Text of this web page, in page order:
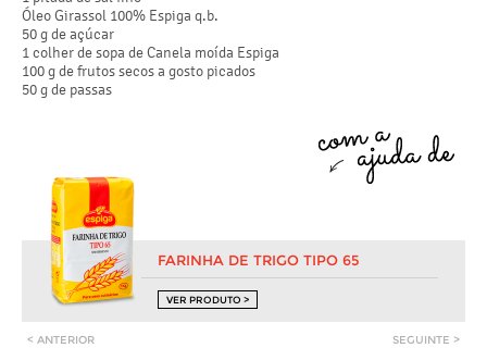
Óleo Girassol 100% Espiga q.b.
50 g de açúcar
1 colher de sopa de Canela moída Espiga
100 g de frutos secos a gosto picados
50 g de passas
FARINHA DE TRIGO TIPO 65
VER PRODUTO >
< ANTERIOR SEGUINTE >